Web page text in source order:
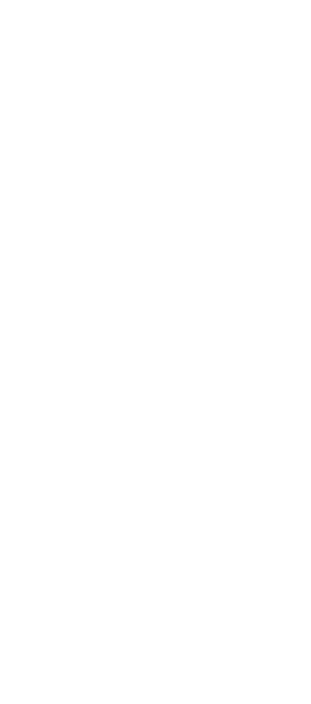
供させていただ
了承ください。
き作成されるも
をご了承くださ
御機器販売店・
ようお願いしま
ズにご登録され
社の共同利用者
とをご了承くだ
です。
ず変更すること
以下、フタル酸ジブチ
品に未対応品が
年1月12日よ
) : 1000ppm、
貨物等」とい
可)を取得する
要な手段を講じ
これらの製造装
に通知します。
、取り引きをい